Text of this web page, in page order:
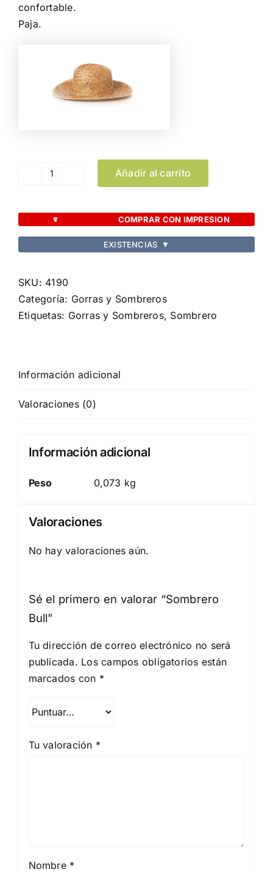
confortable.
Paja.
Sombrero
cantidad
Añadir al carrito
COMPRAR CON IMPRESION
EXISTENCIAS ▼
SKU: 4190
Categoría: Gorras y Sombreros
Etiquetas: Gorras y Sombreros, Sombrero
Información adicional
Valoraciones (0)
Información adicional
Peso 0,073 kg
Valoraciones
No hay valoraciones aún.
Sé el primero en valorar “Sombrero
Bull”
Tu dirección de correo electrónico no será
publicada. Los campos obligatorios están
marcados con *
Tu valoración *
Nombre *